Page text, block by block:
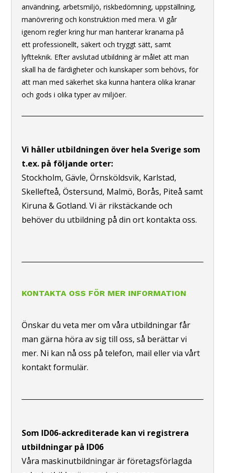
användning, arbetsmiljö, riskbedömning, uppställning,
manövrering och konstruktion med mera. Vi går
igenom regler kring hur man hanterar kranarna på
ett professionellt, säkert och tryggt sätt, samt
lyftteknik. Efter avslutad utbildning är målet att man
skall ha de färdigheter och kunskaper som behövs, för
att man med säkerhet ska kunna hantera olika kranar
och gods i olika typer av miljöer.
Vi håller utbildningen över hela Sverige som
t.ex. på följande orter:
Stockholm, Gävle, Örnsköldsvik, Karlstad,
Skellefteå, Östersund, Malmö, Borås, Piteå samt
Kiruna & Gotland. Vi är rikstäckande och
behöver du utbildning på din ort kontakta oss.
KONTAKTA OSS FÖR MER INFORMATION
Önskar du veta mer om våra utbildningar får
man gärna höra av sig till oss, så berättar vi
mer. Ni kan nå oss på telefon, mail eller via vårt
kontakt formulär.
Som ID06-ackrediterade kan vi registrera
utbildningar på ID06
Våra maskinutbildningar är företagsförlagda